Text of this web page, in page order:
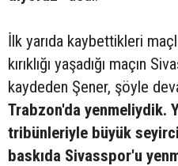
İlk yarıda kaybettikleri
kırıklığı yaşadığı maçın
kaydeden Şener, şöyle
Trabzon'da yenmeliydik.
tribünleriyle büyük seyirci
baskıda Sivasspor'u